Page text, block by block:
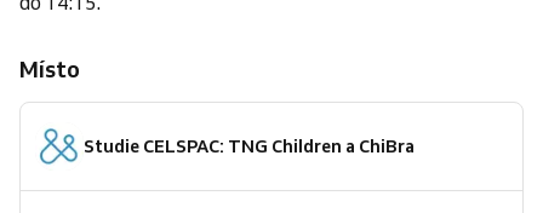
Místo
Studie CELSPAC: TNG Children a ChiBra